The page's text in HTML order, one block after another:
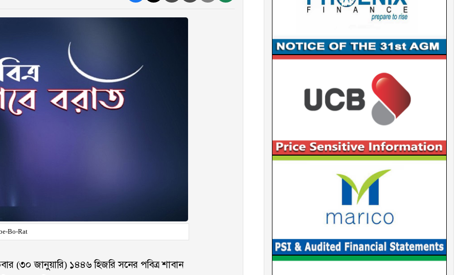
Bo-Rat
(৩০ জানুয়ারি) ১৪৪৬ হিজরি সনের পবিত্র শাবান